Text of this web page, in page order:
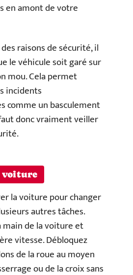
en amont de votre
raisons de sécurité, il
le véhicule soit garé sur
mou. Cela permet
incidents
comme un basculement
donc vraiment veiller
voiture
la voiture pour changer
autres tâches.
main de la voiture et
vitesse. Débloquez
de la roue au moyen
ou de la croix sans